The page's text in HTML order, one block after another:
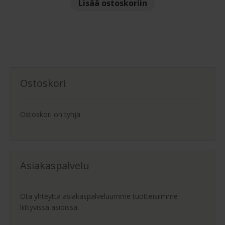
oli:
on:
Lisää ostoskoriin
Ostoskori
Ostoskori on tyhjä.
Asiakaspalvelu
Ota yhteyttä asiakaspalveluumme tuotteisiimme
liittyvissä asioissa.